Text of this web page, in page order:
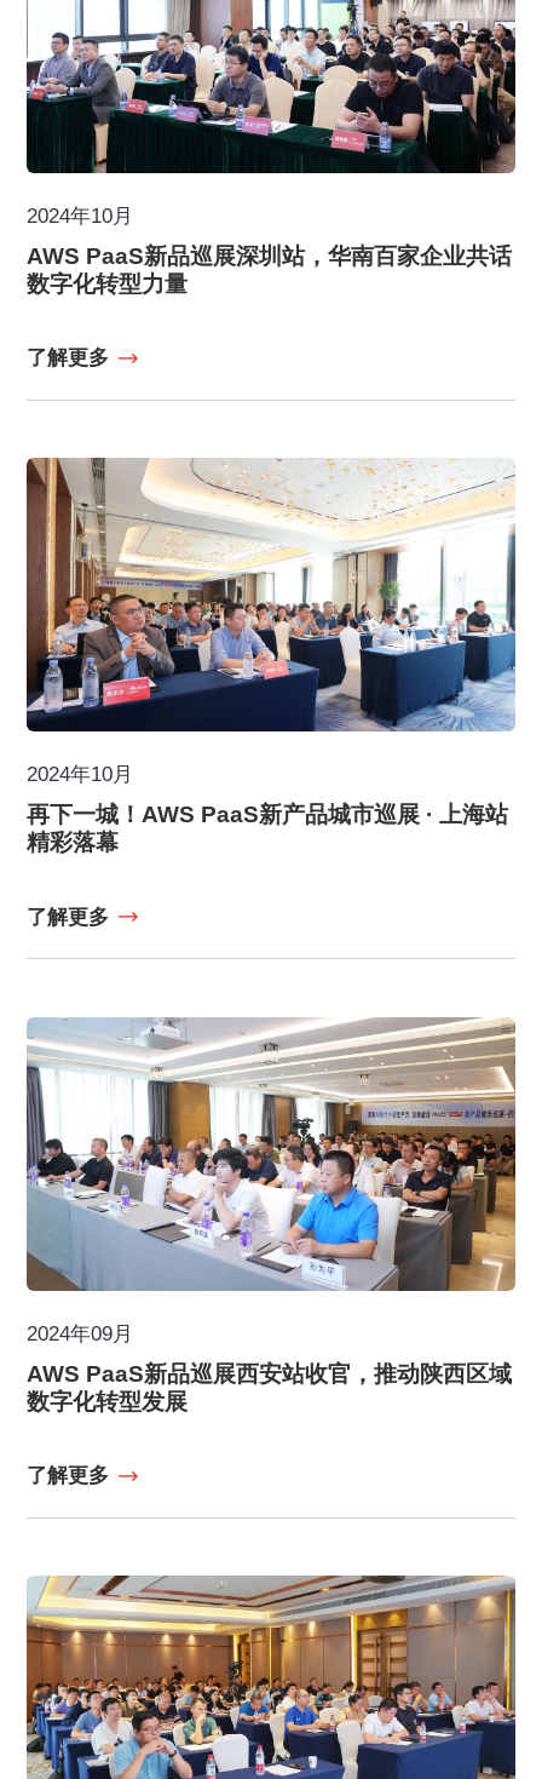
2024年10月
AWS PaaS新品巡展深圳站，华南百家企业共话
数字化转型力量
了解更多
2024年10月
再下一城！AWS PaaS新产品城市巡展 · 上海站
精彩落幕
了解更多
2024年09月
AWS PaaS新品巡展西安站收官，推动陕西区域
数字化转型发展
了解更多